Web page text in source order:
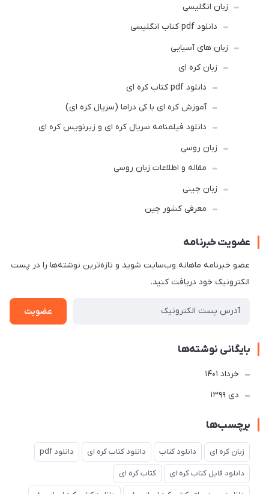
زبان انگلیسی
دانلود pdf کتاب انگلیسی
زبان های آسیایی
زبان کره ای
دانلود pdf کتاب کره ای
آموزش کره ای با کی دراما (سریال کره ای)
دانلود فیلمنامه سریال کره ای و زیرنویس کره ای
زبان روسی
مقاله و اطلاعات زبان روسی
زبان چینی
معرفی کشور چین
عضویت خبرنامه
عضو خبرنامه ماهانه وب‌سایت شوید و تازه‌ترین نوشته‌ها را در پست
الکترونیک خود دریافت کنید.
عضویت
بایگانی نوشته‌ها
خرداد 1401
دی 1399
برچسب‌ها
زبان کره ای دانلود کتاب دانلود کتاب کره ای دانلود pdf
دانلود فایل کتاب کره ای کتاب کره ای